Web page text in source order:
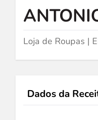
Loja de Roupas |
Dados da